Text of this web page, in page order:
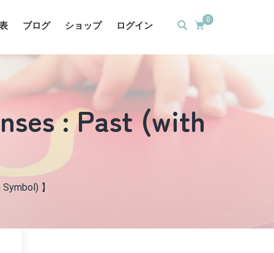
0
ブログ ショップ ログイン
: Past (with
】